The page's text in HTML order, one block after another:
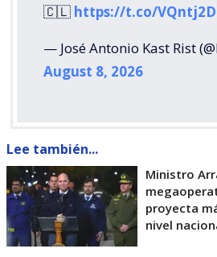
🇨🇱 https://t.co/
— José Antonio Kast Rist
August 8, 2026
Lee también...
Ministro
proyecta
nivel